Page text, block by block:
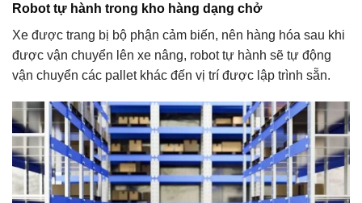
Robot tự hành trong kho hàng dạng chở
Xe được trang bị bộ phận cảm biến, nên hàng hóa sau khi
được vận chuyển lên xe nâng, robot tự hành sẽ tự động
vận chuyển các pallet khác đến vị trí được lập trình sẵn.